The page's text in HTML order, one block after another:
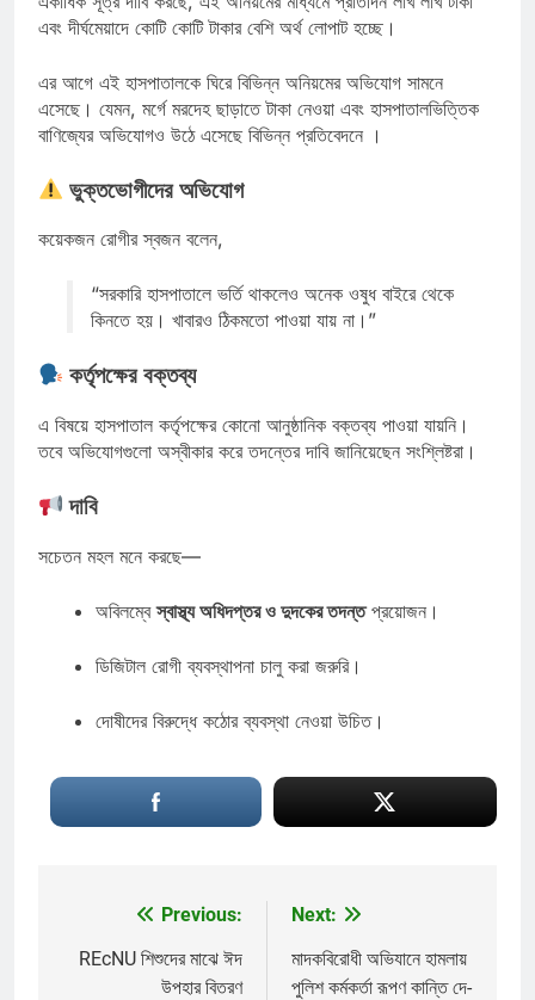
এবং দীর্ঘমেয়াদে কোটি কোটি টাকার বেশি অর্থ লোপাট হচ্ছে।
এর আগে এই হাসপাতালকে ঘিরে বিভিন্ন অনিয়মের অভিযোগ সামনে
এসেছে। যেমন, মর্গে মরদেহ ছাড়াতে টাকা নেওয়া এবং হাসপাতালভিত্তিক
বাণিজ্যের অভিযোগও উঠে এসেছে বিভিন্ন প্রতিবেদনে ।
ভুক্তভোগীদের অভিযোগ
কয়েকজন রোগীর স্বজন বলেন,
“সরকারি হাসপাতালে ভর্তি থাকলেও অনেক ওষুধ বাইরে থেকে
কিনতে হয়। খাবারও ঠিকমতো পাওয়া যায় না।”
কর্তৃপক্ষের বক্তব্য
এ বিষয়ে হাসপাতাল কর্তৃপক্ষের কোনো আনুষ্ঠানিক বক্তব্য পাওয়া যায়নি।
তবে অভিযোগগুলো অস্বীকার করে তদন্তের দাবি জানিয়েছেন সংশ্লিষ্টরা।
দাবি
সচেতন মহল মনে করছে—
অবিলম্বেস্বাস্থ্য অধিদপ্তর ও দুদকের তদন্তপ্রয়োজন।
ডিজিটাল রোগী ব্যবস্থাপনা চালু করা জরুরি।
দোষীদের বিরুদ্ধে কঠোর ব্যবস্থা নেওয়া উচিত।
navigation
Previous:
REcNU শিশুদের মাঝে ঈদ
উপহার বিতরণ
Next:
মাদকবিরোধী অভিযানে হামলায়
পুলিশ কর্মকর্তা রূপণ কান্তি দে-